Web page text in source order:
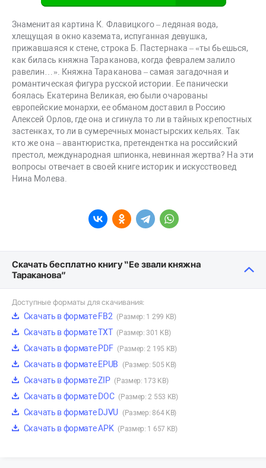
Знаменитая картина К. Флавицкого – ледяная вода,
хлещущая в окно каземата, испуганная девушка,
прижавшаяся к стене, строка Б. Пастернака – «ты бьешься,
как билась княжна Тараканова, когда февралем залило
равелин…». Княжна Тараканова – самая загадочная и
романтическая фигура русской истории. Ее панически
боялась Екатерина Великая, ею были очарованы
европейские монархи, ее обманом доставил в Россию
Алексей Орлов, где она и сгинула то ли в тайных крепостных
застенках, то ли в сумеречных монастырских кельях. Так
кто же она – авантюристка, претендентка на российский
престол, международная шпионка, невинная жертва? На эти
вопросы отвечает в своей книге историк и искусствовед
Нина Молева.
Скачать бесплатно книгу “Ее звали княжна
Тараканова”
Доступные форматы для скачивания:
Скачать в формате FB2 (Размер: 1 299 KB)
Скачать в формате TXT (Размер: 301 KB)
Скачать в формате PDF (Размер: 2 195 KB)
Скачать в формате EPUB (Размер: 505 KB)
Скачать в формате ZIP (Размер: 173 KB)
Скачать в формате DOC (Размер: 2 553 KB)
Скачать в формате DJVU (Размер: 864 KB)
Скачать в формате APK (Размер: 1 657 KB)